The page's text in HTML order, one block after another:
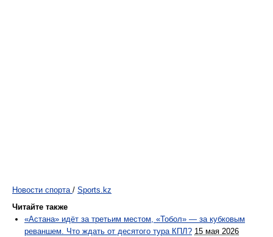
Новости спорта / Sports.kz
Читайте также
«Астана» идёт за третьим местом, «Тобол» — за кубковым
реваншем. Что ждать от десятого тура КПЛ? 15 мая 2026